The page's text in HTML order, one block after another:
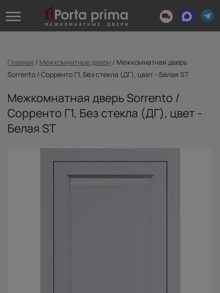
Главная / Межкомнатные двери / Межкомнатная дверь
Sorrento / Сорренто Г1, Без стекла (ДГ), цвет - Белая ST
Межкомнатная дверь Sorrento /
Сорренто Г1, Без стекла (ДГ), цвет -
Белая ST